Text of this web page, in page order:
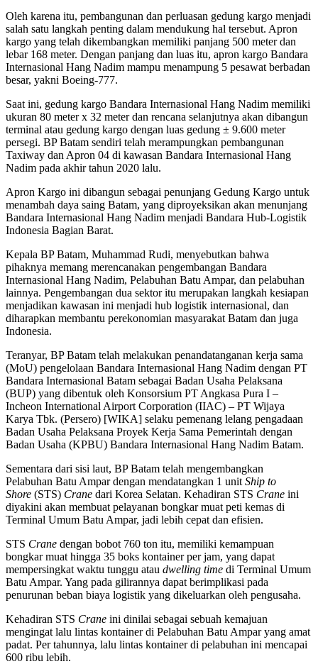
Oleh karena itu, pembangunan dan perluasan gedung kargo menjadi
salah satu langkah penting dalam mendukung hal tersebut. Apron
kargo yang telah dikembangkan memiliki panjang 500 meter dan
lebar 168 meter. Dengan panjang dan luas itu, apron kargo Bandara
Internasional Hang Nadim mampu menampung 5 pesawat berbadan
besar, yakni Boeing-777.
Saat ini, gedung kargo Bandara Internasional Hang Nadim memiliki
ukuran 80 meter x 32 meter dan rencana selanjutnya akan dibangun
terminal atau gedung kargo dengan luas gedung ± 9.600 meter
persegi. BP Batam sendiri telah merampungkan pembangunan
Taxiway dan Apron 04 di kawasan Bandara Internasional Hang
Nadim pada akhir tahun 2020 lalu.
Apron Kargo ini dibangun sebagai penunjang Gedung Kargo untuk
menambah daya saing Batam, yang diproyeksikan akan menunjang
Bandara Internasional Hang Nadim menjadi Bandara Hub-Logistik
Indonesia Bagian Barat.
Kepala BP Batam, Muhammad Rudi, menyebutkan bahwa
pihaknya memang merencanakan pengembangan Bandara
Internasional Hang Nadim, Pelabuhan Batu Ampar, dan pelabuhan
lainnya. Pengembangan dua sektor itu merupakan langkah kesiapan
menjadikan kawasan ini menjadi hub logistik internasional, dan
diharapkan membantu perekonomian masyarakat Batam dan juga
Indonesia.
Teranyar, BP Batam telah melakukan penandatanganan kerja sama
(MoU) pengelolaan Bandara Internasional Hang Nadim dengan PT
Bandara Internasional Batam sebagai Badan Usaha Pelaksana
(BUP) yang dibentuk oleh Konsorsium PT Angkasa Pura I –
Incheon International Airport Corporation (IIAC) – PT Wijaya
Karya Tbk. (Persero) [WIKA] selaku pemenang lelang pengadaan
Badan Usaha Pelaksana Proyek Kerja Sama Pemerintah dengan
Badan Usaha (KPBU) Bandara Internasional Hang Nadim Batam.
Sementara dari sisi laut, BP Batam telah mengembangkan
Pelabuhan Batu Ampar dengan mendatangkan 1 unit Ship to
Shore (STS) Crane dari Korea Selatan. Kehadiran STS Crane ini
diyakini akan membuat pelayanan bongkar muat peti kemas di
Terminal Umum Batu Ampar, jadi lebih cepat dan efisien.
STS Crane dengan bobot 760 ton itu, memiliki kemampuan
bongkar muat hingga 35 boks kontainer per jam, yang dapat
mempersingkat waktu tunggu atau dwelling time di Terminal Umum
Batu Ampar. Yang pada gilirannya dapat berimplikasi pada
penurunan beban biaya logistik yang dikeluarkan oleh pengusaha.
Kehadiran STS Crane ini dinilai sebagai sebuah kemajuan
mengingat lalu lintas kontainer di Pelabuhan Batu Ampar yang amat
padat. Per tahunnya, lalu lintas kontainer di pelabuhan ini mencapai
600 ribu lebih.